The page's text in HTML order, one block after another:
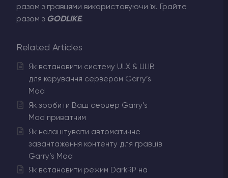
разом з гравцями використовуючи їх. Грайте
разом з GODLIKE.
Related Articles
Як встановити систему ULX & ULIB
для керування сервером Garry’s
Mod
Як зробити Ваш сервер Garry’s
Mod приватним
Як налаштувати автоматичне
завантаження контенту для гравців
Garry’s Mod
Як встановити режим DarkRP на